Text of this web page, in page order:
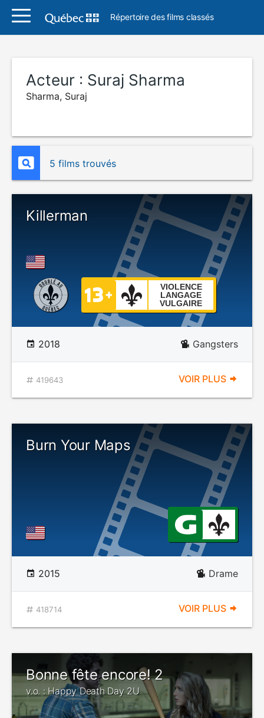
Répertoire des films classés
Acteur : Suraj Sharma
Sharma, Suraj
5 films trouvés
Killerman
VIOLENCE
LANGAGE
VULGAIRE
2018 Gangsters
419643 VOIR PLUS
Burn Your Maps
2015 Drame
418714 VOIR PLUS
Bonne fête encore! 2
v.o. : Happy Death Day 2U